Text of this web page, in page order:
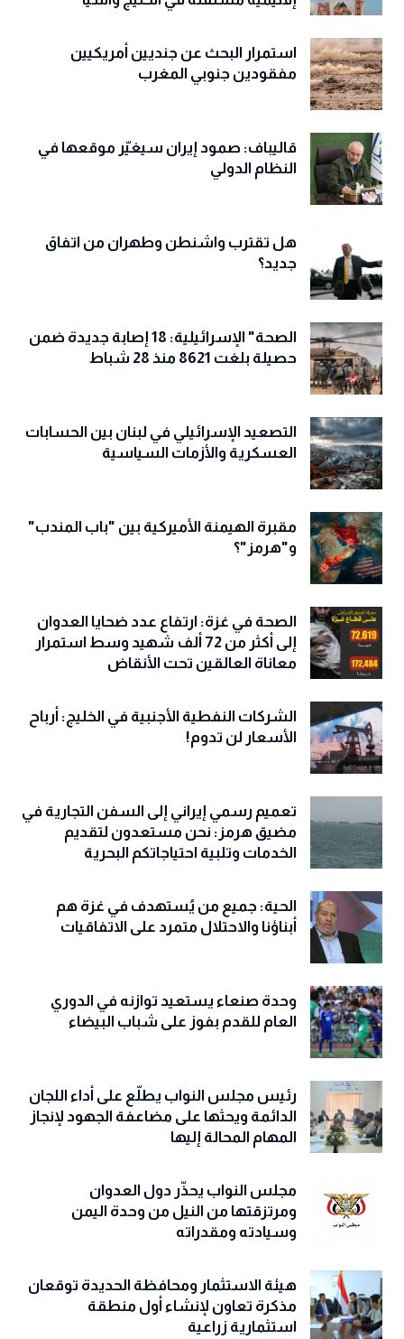
استمرار البحث عن جنديين أمريكيين
مفقودين جنوبي المغرب
قاليباف: صمود إيران سيغيّر موقعها في
النظام الدولي
هل تقترب واشنطن وطهران من اتفاق
جديد؟
الصحة" الإسرائيلية: 18 إصابة جديدة ضمن
حصيلة بلغت 8621 منذ 28 شباط
التصعيد الإسرائيلي في لبنان بين الحسابات
العسكرية والأزمات السياسية
مقبرة الهيمنة الأميركية بين "باب المندب"
و"هرمز"؟
الصحة في غزة: ارتفاع عدد ضحايا العدوان
إلى أكثر من 72 ألف شهيد وسط استمرار
معاناة العالقين تحت الأنقاض
الشركات النفطية الأجنبية في الخليج: أرباح
الأسعار لن تدوم!
تعميم رسمي إيراني إلى السفن التجارية في
مضيق هرمز: نحن مستعدون لتقديم
الخدمات وتلبية احتياجاتكم البحرية
الحية: جميع من يُستهدف في غزة هم
أبناؤنا والاحتلال متمرد على الاتفاقيات
وحدة صنعاء يستعيد توازنه في الدوري
العام للقدم بفوز على شباب البيضاء
رئيس مجلس النواب يطلّع على أداء اللجان
الدائمة ويحثها على مضاعفة الجهود لإنجاز
المهام المحالة إليها
مجلس النواب يحذّّر دول العدوان
ومرتزقتها من النيل من وحدة اليمن
وسيادته ومقدراته
هيئة الاستثمار ومحافظة الحديدة توقعان
مذكرة تعاون لإنشاء أول منطقة
استثمارية زراعية